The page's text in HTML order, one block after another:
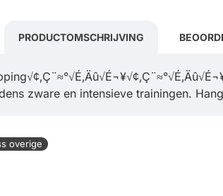
PRODUCTOMSCHRIJVING
zware en intensieve trainingen.
overige